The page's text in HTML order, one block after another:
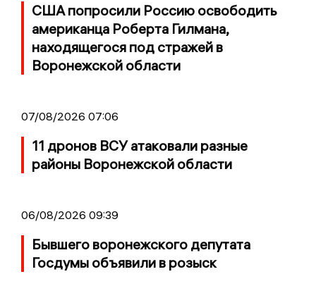
США попросили Россию освободить
американца Роберта Гилмана,
находящегося под стражей в
Воронежской области
07/08/2026 07:06
11 дронов ВСУ атаковали разные
районы Воронежской области
06/08/2026 09:39
Бывшего воронежского депутата
Госдумы объявили в розыск